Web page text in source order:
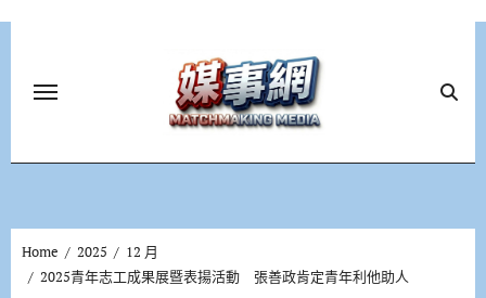
Home 2025
12 月
2025青年志工成果展暨表揚活動 張善政肯定青年利他助人